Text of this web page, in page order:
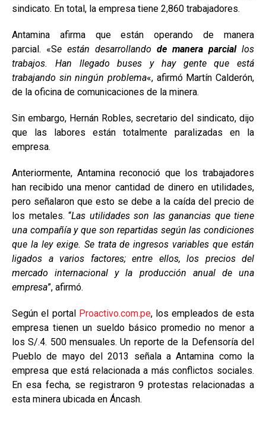
sindicato. En total, la empresa tiene 2,860 trabajadores.
Antamina afirma que están operando de manera
parcial. «Se están desarrollando de manera parciallos
trabajos. Han llegado buses y hay gente que está
trabajando sin ningún problema«, afirmó Martín Calderón,
de la oficina de comunicaciones de la minera.
Sin embargo, Hernán Robles, secretario del sindicato, dijo
que las labores están totalmente paralizadas en la
empresa.
Anteriormente, Antamina reconoció que los trabajadores
han recibido una menor cantidad de dinero en utilidades,
pero señalaron que esto se debe a la caída del precio de
los metales. “Las utilidades son las ganancias que tiene
una compañía y que son repartidas según las condiciones
que la ley exige. Se trata de ingresos variables que están
ligados a varios factores; entre ellos, los precios del
mercado internacional y la producción anual de una
empresa”, afirmó.
Según el portal Proactivo.com.pe, los empleados de esta
empresa tienen un sueldo básico promedio no menor a
los S/.4. 500 mensuales. Un reporte de la Defensoría del
Pueblo de mayo del 2013 señala a Antamina como la
empresa que está relacionada a más conflictos sociales.
En esa fecha, se registraron 9 protestas relacionadas a
esta minera ubicada en Áncash.